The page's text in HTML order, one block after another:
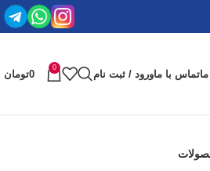
تماس با ماورود / ثبت نام
0
0تومان